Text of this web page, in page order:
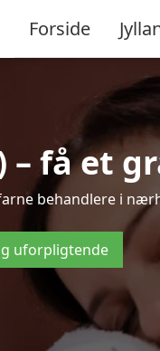
Forside
– få et
behandlere i
uforpligtende